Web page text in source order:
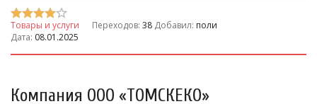
Товары и услуги Переходов: 38 Добавил: поли
Дата: 08.01.2025
Компания ООО «ТОМСКЕКО»